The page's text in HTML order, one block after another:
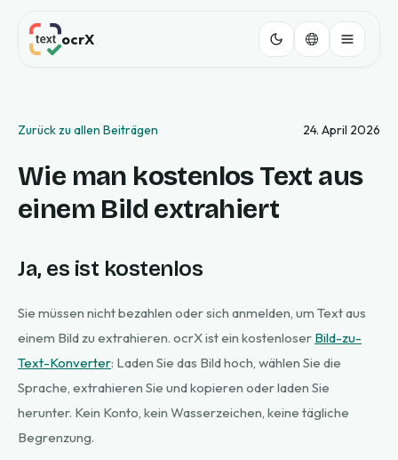
ocrX
Zurück zu allen Beiträgen 24. April 2026
Wie man kostenlos Text aus
einem Bild extrahiert
Ja, es ist kostenlos
Sie müssen nicht bezahlen oder sich anmelden, um Text aus
einem Bild zu extrahieren. ocrX ist ein kostenloser Bild-zu-
Text-Konverter: Laden Sie das Bild hoch, wählen Sie die
Sprache, extrahieren Sie und kopieren oder laden Sie
herunter. Kein Konto, kein Wasserzeichen, keine tägliche
Begrenzung.